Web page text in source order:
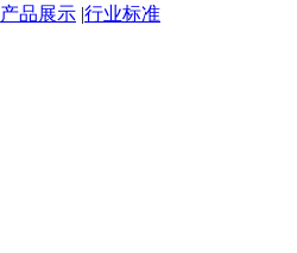
产品展示 |行业标准